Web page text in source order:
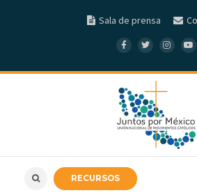
Sala de prensa
RECURSOS